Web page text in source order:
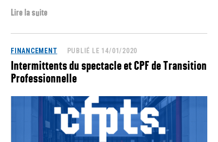
Lire la suite
FINANCEMENT PUBLIÉ LE 14/01/2020
Intermittents du spectacle et CPF de Transition
Professionnelle